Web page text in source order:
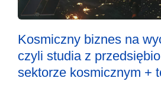
Kosmiczny biznes na
czyli studia z
sektorze kosmicznym +